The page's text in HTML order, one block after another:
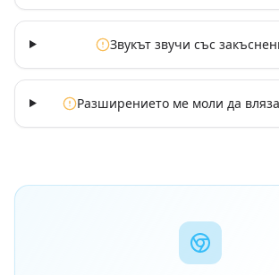
Звукът звучи със
Разширението ме моли да